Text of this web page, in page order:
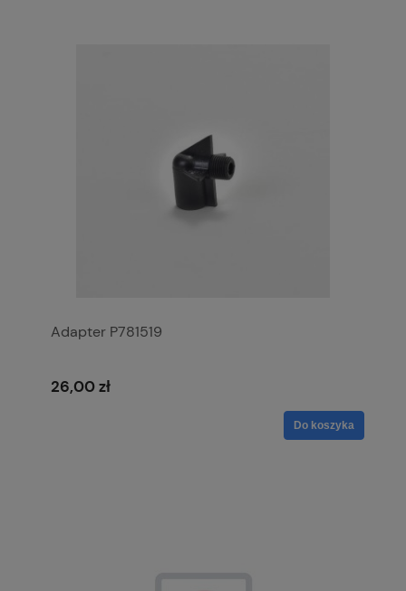
Adapter P781519
26,00 zł
Do koszyka